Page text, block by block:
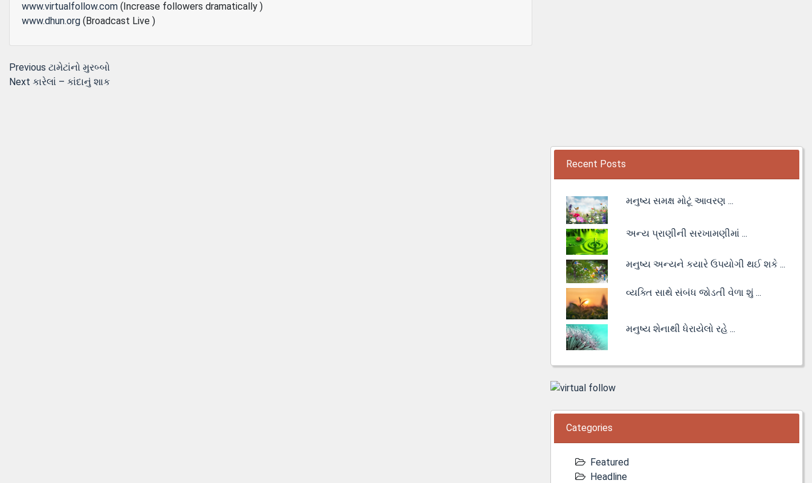
www.virtualfollow.com (Increase followers dramatically )
www.dhun.org (Broadcast Live )
Post
navigation
Previous Previous
post:
ટામેટાંનો મુરબ્‍બો
Next Next
કારેલાં – કાંદાનું શાક
Recent Posts
મનુષ્ય સમક્ષ મોટૂં આવરણ ...
અન્ય પ્રાણીની સરખામણીમાં ...
મનુષ્ય અન્યને કયારે ઉપયોગી થઈ શકે ...
વ્યક્તિ સાથે સંબંધ જોડતી વેળા શું ...
મનુષ્ય શેનાથી ધેરાયેલો રહે ...
Categories
Featured
Headline